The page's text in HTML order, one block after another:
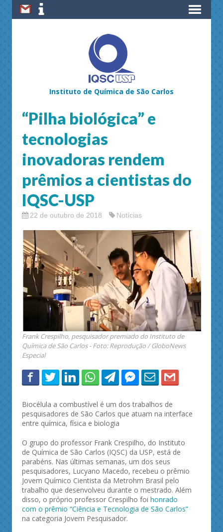
Instituto de Química de São Carlos
“Pilha biológica” e
tecnologias
inovadoras rendem
prêmios a cientistas do
IQSC-USP
22 de outubro de 2018 Notícias
Frank Crespilho, pesquisador premiado do Instituto de
Química de São Carlos - Foto: Reprodução / GloboNews
Especial
Biocélula a combustível é um dos trabalhos de
pesquisadores de São Carlos que atuam na interface
entre química, física e biologia
O grupo do professor Frank Crespilho, do Instituto
de Química de São Carlos (IQSC) da USP, está de
parabéns. Nas últimas semanas, um dos seus
pesquisadores, Lucyano Macedo, recebeu o prêmio
Jovem Químico Cientista da Metrohm Brasil pelo
trabalho que desenvolveu durante o mestrado. Além
disso, o próprio professor Crespilho foi honrado
com o prêmio “Ciência e Tecnologia de São Carlos”
na categoria Jovem Pesquisador.